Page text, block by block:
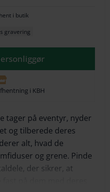
i butik
gravering
i KBH
ØNSKESKYEN
tager på eventyr, nyder
og tilberede deres
alt, hvad de
og grene. Pinde
der sikrer, at